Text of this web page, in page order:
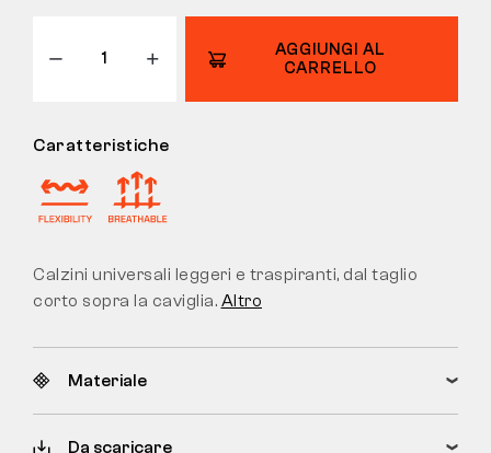
AGGIUNGI AL
CARRELLO
Caratteristiche
Calzini universali leggeri e traspiranti, dal taglio
corto sopra la caviglia. Altro
Materiale
Da scaricare